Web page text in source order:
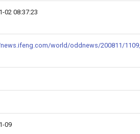
02 08:37:23
world/oddnews/200811/
09